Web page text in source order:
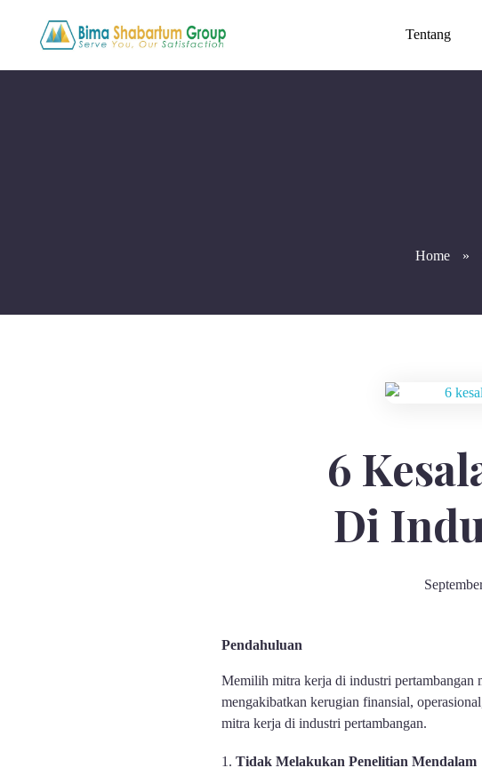
Tentang
Home »
6
Di
Pendahuluan
Memilih mitra kerja di industri pertambangan
mengakibatkan kerugian finansial,
mitra kerja di industri pertambangan.
Tidak Melakukan Penelitian Mendalam